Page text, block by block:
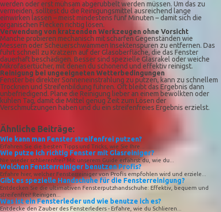
werden oder erst mühsam abgerubbelt werden müssen. Um das zu
vermeiden, solltest du die Reinigungsmittel ausreichend lange
einwirken lassen – meist mindestens fünf Minuten – damit sich die
organischen Flecken richtig lösen.
Verwendung von kratzenden Werkzeugen ohne Vorsicht
Manche probieren mechanisch mit scharfen Gegenständen wie
Messern oder Scheuerschwämmen Insektenspuren zu entfernen. Das
führt schnell zu Kratzern auf der Glasoberfläche, die das Fenster
dauerhaft beschädigen. Besser sind spezielle Glasrakel oder weiche
Mikrofasertücher, mit denen du schonend und effektiv reinigst.
Reinigung bei ungeeigneten Wetterbedingungen
Fenster bei direkter Sonneneinstrahlung zu putzen, kann zu schnellem
Trocknen und Streifenbildung führen. Oft bleibt das Ergebnis dann
unbefriedigend. Plane die Reinigung lieber an einem bewölkten oder
kühlen Tag, damit die Mittel genug Zeit zum Lösen der
Verschmutzungen haben und du ein streifenfreies Ergebnis erzielst.
Ähnliche Beiträge:
Wie kann man Fenster streifenfrei putzen?
Erfahren Sie die besten Tipps und Tricks, wie Sie Ihre...
Wie putze ich richtig Fenster mit Glasreiniger?
Nie wieder schlierenfrei? Mit unserem Guide erfährst du, wie du...
Welchen Fensterreiniger benutzen Profis?
Erfahre hier, welcher Fensterreiniger von Profis empfohlen wird und erziele...
Gibt es spezielle Handschuhe für die Fensterreinigung?
Entdecken Sie die ultimativen Fensterputzhandschuhe: Effektiv, bequem und
streifenfrei! Reinigen...
Was ist ein Fensterleder und wie benutze ich es?
Entdecke den Zauber des Fensterleders - Erfahre, wie du Schlieren...